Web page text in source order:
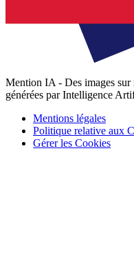
Mention IA - Des images sur
générées par Intelligence
Mentions légales
Politique relative aux
Gérer les Cookies